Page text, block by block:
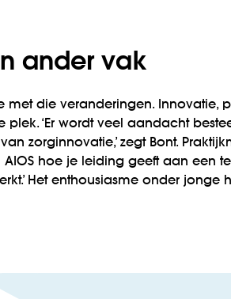
ander vak
met die veranderingen. Innovatie,
plek. ‘Er wordt veel aandacht
zorginnovatie,’ zegt Bont.
AIOS hoe je leiding geeft aan een
Het enthousiasme onder jonge